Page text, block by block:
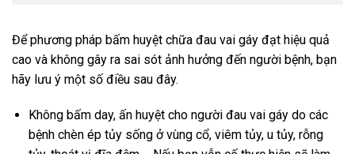
Để phương pháp bấm huyệt chữa đau vai gáy đạt hiệu quả
cao và không gây ra sai sót ảnh hưởng đến người bệnh, bạn
hãy lưu ý một số điều sau đây.
Không bấm day, ấn huyệt cho người đau vai gáy do các
bệnh chèn ép tủy sống ở vùng cổ, viêm tủy, u tủy, rỗng